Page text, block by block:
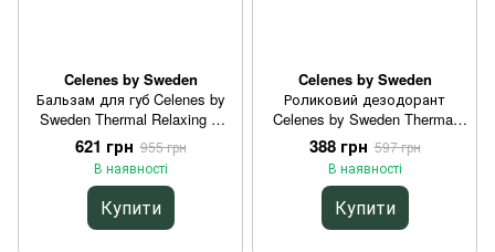
Celenes by Sweden
Бальзам для губ Celenes by
Sweden Thermal Relaxing &
Revitalizing Lip Balm для
інтенсивного зволоження 10
мл
621 грн 955 грн
В наявності
Купити
Celenes by Sweden
Роликовий дезодорант
Celenes by Sweden Thermal
Roll On For Men для захисту
від запаху поту 75 мл
388 грн 597 грн
В наявності
Купити